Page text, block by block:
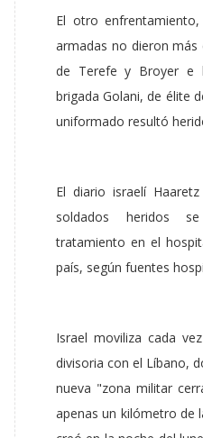
El otro
armadas no dieron más
de Terefe y Broyer e
brigada Golani, de élite
uniformado resultó
El diario israelí
soldados heridos
tratamiento en el
país, según fuentes
Israel moviliza cada
divisoria con el Líbano,
nueva "zona militar
apenas un kilómetro de